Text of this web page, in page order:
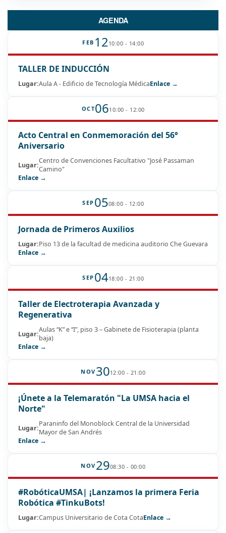
AGENDA
FEB 1210:00 - 14:00
TALLER DE INDUCCIÓN
Lugar:Aula A - Edificio de Tecnología MédicaEnlace →
OCT0610:00 - 12:00
Acto Central en Conmemoración del 56°
Aniversario
Lugar:Centro de Convenciones Facultativo "José Passaman
Camino"
Enlace →
SEP 0508:00 - 12:00
Jornada de Primeros Auxilios
Lugar:Piso 13 de la facultad de medicina auditorio Che Guevara
Enlace →
SEP 0418:00 - 21:00
Taller de Electroterapia Avanzada y
Regenerativa
Lugar:Aulas “K” e “I”, piso 3 – Gabinete de Fisioterapia (planta
baja)
Enlace →
NOV 3012:00 - 21:00
¡Únete a la Telemaratón "La UMSA hacia el
Norte"
Lugar:Paraninfo del Monoblock Central de la Universidad
Mayor de San Andrés
Enlace →
NOV 2908:30 - 00:00
#RobóticaUMSA| ¡Lanzamos la primera Feria
Robótica #TinkuBots!
Lugar:Campus Universitario de Cota CotaEnlace →